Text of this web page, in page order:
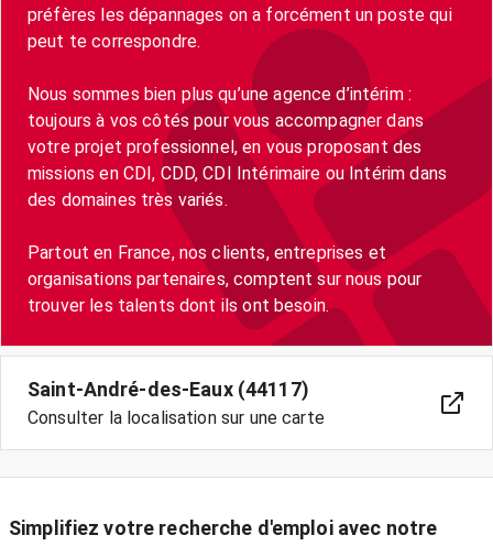
préfères les dépannages on a forcément un poste qui
peut te correspondre.
Nous sommes bien plus qu’une agence d’intérim :
toujours à vos côtés pour vous accompagner dans
votre projet professionnel, en vous proposant des
missions en CDI, CDD, CDI Intérimaire ou Intérim dans
des domaines très variés.
Partout en France, nos clients, entreprises et
organisations partenaires, comptent sur nous pour
trouver les talents dont ils ont besoin.
Saint-André-des-Eaux (44117)
Consulter la localisation sur une carte
Simplifiez votre recherche d'emploi avec notre